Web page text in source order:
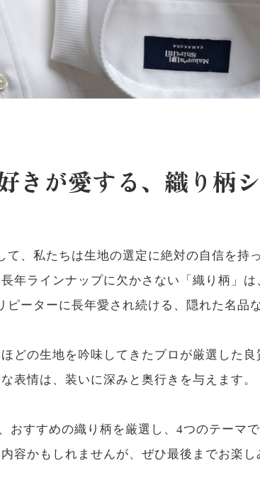
きが愛する、 織り柄
て、私たちは生地の選定に絶対の自信を持
年ラインナップに欠かさない「織り柄」は
ピーターに長年愛され続ける、隠れた名品
どの生地を吟味してきたプロが厳選した良
表情は、装いに深みと奥行きを与えます。
おすすめの織り柄を厳選し、4つのテーマで
容かもしれませんが、ぜひ最後までお楽し